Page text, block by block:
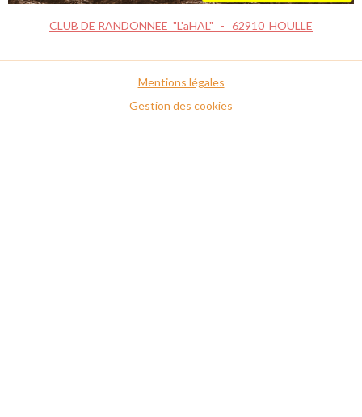
CLUB DE RANDONNEE "L'aHAL" - 62910 HOULLE
Mentions légales
Gestion des cookies